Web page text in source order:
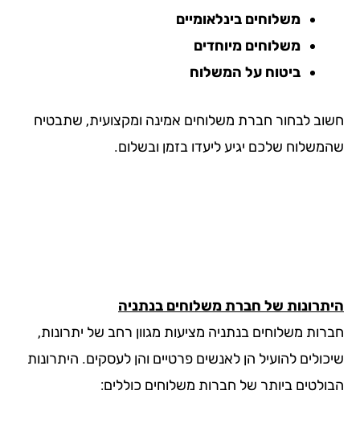
משלוחים בינלאומיים
משלוחים מיוחדים
ביטוח על המשלוח
לבחור חברת משלוחים אמינה ומקצועית, שתבטיח
שלכם יגיע ליעדו בזמן ובשלום.
של חברת משלוחים בנתניה
משלוחים בנתניה מציעות מגוון רחב של יתרונות,
להועיל הן לאנשים פרטיים והן לעסקים. היתרונות
ביותר של חברות משלוחים כוללים: